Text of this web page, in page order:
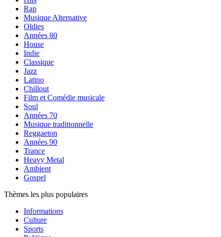
Rap
Musique Alternative
Oldies
Années 80
House
Indie
Classique
Jazz
Latino
Chillout
Film et Comédie musicale
Soul
Années 70
Musique traditionnelle
Reggaeton
Années 90
Trance
Heavy Metal
Ambient
Gospel
Thèmes les plus populaires
Informations
Culture
Sports